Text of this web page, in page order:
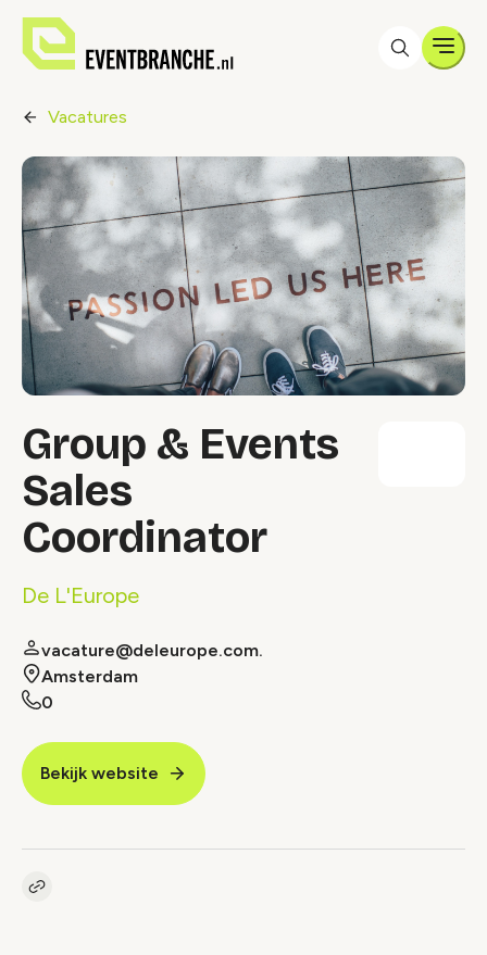
Vacatures
Group & Events
Sales
Coordinator
De L'Europe
vacature@deleurope.com.
Amsterdam
0
Bekijk website
Kopieer link naar vacature